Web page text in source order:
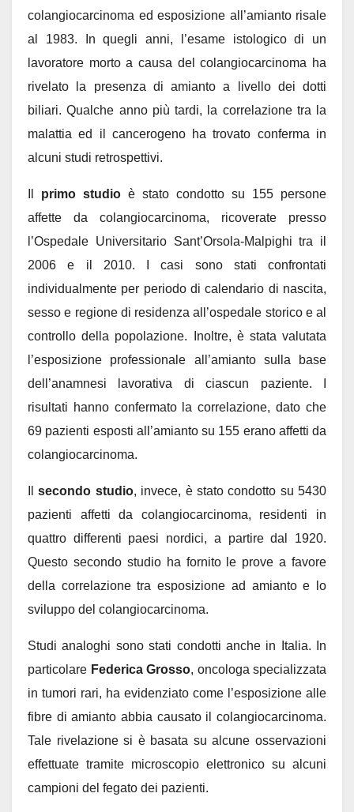
colangiocarcinoma ed esposizione all’amianto risale
al 1983. In quegli anni, l’esame istologico di un
lavoratore morto a causa del colangiocarcinoma ha
rivelato la presenza di amianto a livello dei dotti
biliari. Qualche anno più tardi, la correlazione tra la
malattia ed il cancerogeno ha trovato conferma in
alcuni studi retrospettivi.
primo studio è stato condotto su 155 persone
affette da colangiocarcinoma, ricoverate presso
l’Ospedale Universitario Sant’Orsola-Malpighi tra il
2006 e il 2010. I casi sono stati confrontati
individualmente per periodo di calendario di nascita,
sesso e regione di residenza all’ospedale storico e al
controllo della popolazione. Inoltre, è stata valutata
l’esposizione professionale all’amianto sulla base
dell’anamnesi lavorativa di ciascun paziente. I
risultati hanno confermato la correlazione, dato che
69 pazienti esposti all’amianto su 155 erano affetti da
colangiocarcinoma.
Ilsecondo studio, invece, è stato condotto su 5430
pazienti affetti da colangiocarcinoma, residenti in
quattro differenti paesi nordici, a partire dal 1920.
Questo secondo studio ha fornito le prove a favore
della correlazione tra esposizione ad amianto e lo
sviluppo del colangiocarcinoma.
Studi analoghi sono stati condotti anche in Italia. In
particolare Federica Grosso, oncologa specializzata
in tumori rari, ha evidenziato come l’esposizione alle
fibre di amianto abbia causato il colangiocarcinoma.
Tale rivelazione si è basata su alcune osservazioni
effettuate tramite microscopio elettronico su alcuni
campioni del fegato dei pazienti.